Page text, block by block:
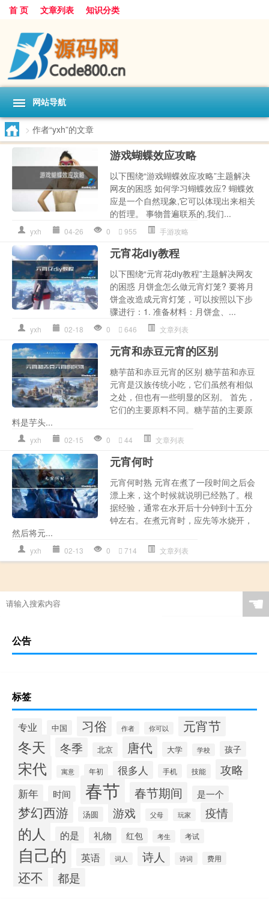
首 页 文章列表 知识分类
网站导航
> 作者“yxh”的文章
游戏蝴蝶效应攻略
以下围绕“游戏蝴蝶效应攻略”主题解决
网友的困惑 如何学习蝴蝶效应? 蝴蝶效
应是一个自然现象,它可以体现出来相关
的哲理。 事物普遍联系的,我们...
yxh 04-26 0 955 手游攻略
元宵花diy教程
以下围绕“元宵花diy教程”主题解决网友
的困惑 月饼盒怎么做元宵灯笼? 要将月
饼盒改造成元宵灯笼，可以按照以下步
骤进行：1. 准备材料：月饼盒、...
yxh 02-18 0 646 文章列表
元宵和赤豆元宵的区别
糖芋苗和赤豆元宵的区别 糖芋苗和赤豆
元宵是汉族传统小吃，它们虽然有相似
之处，但也有一些明显的区别。 首先，
它们的主要原料不同。糖芋苗的主要原
料是芋头...
yxh 02-15 0 44 文章列表
元宵何时
元宵何时熟 元宵在煮了一段时间之后会
漂上来，这个时候就说明已经熟了。根
据经验，通常在水开后十分钟到十五分
钟左右。在煮元宵时，应先等水烧开，
然后将元...
yxh 02-13 0 714 文章列表
☚
公告
标签
专业 中国 习俗 作者 你可以 元宵节
冬天 冬季 北京 唐代 大学 学校 孩子
宋代 寓意 年初 很多人 手机 技能 攻略
新年 时间 春节 春节期间 是一个
梦幻西游 汤圆 游戏 父母 玩家 疫情
的人 的是 礼物 红包 考生 考试
自己的 英语 词人 诗人 诗词 费用
还不 都是